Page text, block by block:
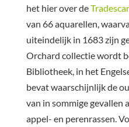
het hier over de
van 66 aquarellen,
uiteindelijk in 1683 zijn
Orchard collectie wordt
Bibliotheek, in het
bevat waarschijnlijk de
van in sommige gevallen
appel- en perenrassen.